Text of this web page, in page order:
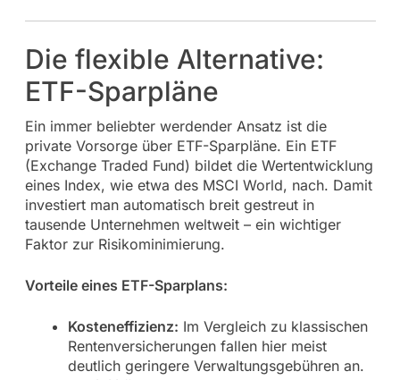
Die flexible Alternative:
ETF-Sparpläne
Ein immer beliebter werdender Ansatz ist die
private Vorsorge über ETF-Sparpläne. Ein ETF
(Exchange Traded Fund) bildet die Wertentwicklung
eines Index, wie etwa des MSCI World, nach. Damit
investiert man automatisch breit gestreut in
tausende Unternehmen weltweit – ein wichtiger
Faktor zur Risikominimierung.
Vorteile eines ETF-Sparplans:
Kosteneffizienz: Im Vergleich zu klassischen
Rentenversicherungen fallen hier meist
deutlich geringere Verwaltungsgebühren an.